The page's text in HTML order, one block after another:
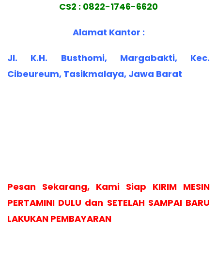
CS2 : 0822-1746-6620
Alamat Kantor :
Jl. K.H. Busthomi, Margabakti, Kec.
Cibeureum, Tasikmalaya, Jawa Barat
Pesan Sekarang, Kami Siap KIRIM MESIN
PERTAMINI DULU dan SETELAH SAMPAI BARU
LAKUKAN PEMBAYARAN